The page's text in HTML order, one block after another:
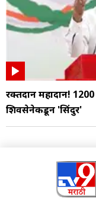
रक्तदान महादान!
शिवसेनेकडून 'सिंदुर'